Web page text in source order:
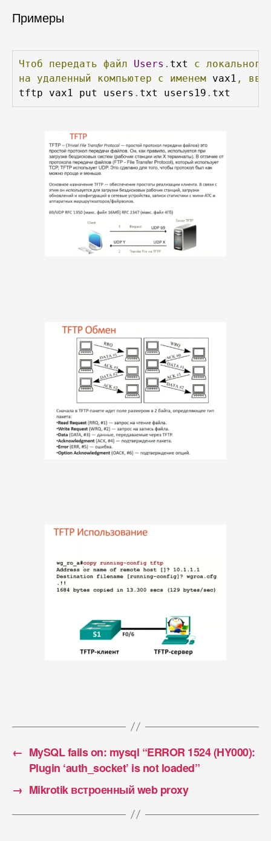
Примеры
Чтоб передать файл Users . txt с
локального
на
удаленный компьютер с именем vax1 ,
tftp vax1 put users . txt users19 . txt
← MySQL fails on: mysql “ERROR 1524 (HY000):
Plugin ‘auth_socket’ is not loaded”
→ Mikrotik встроенный web proxy